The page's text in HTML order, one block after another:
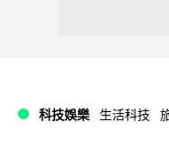
科技娛樂 生活科技